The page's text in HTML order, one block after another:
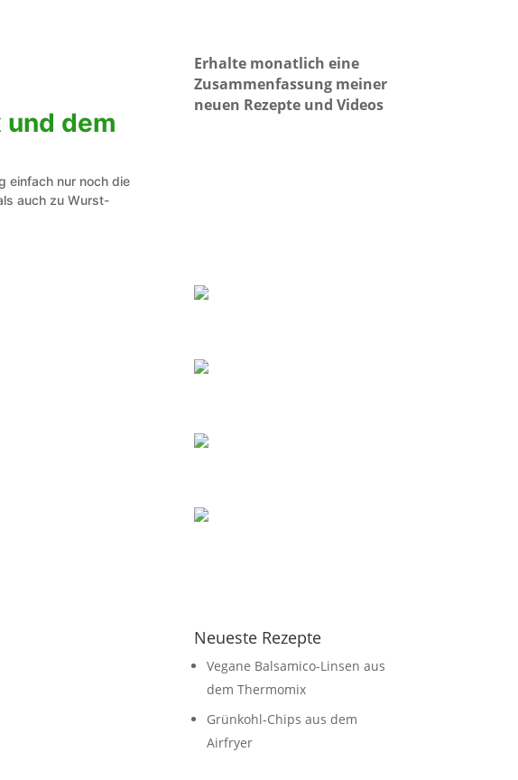
dem
einfach nur noch die
auch zu Wurst-
Erhalte monatlich eine
Zusammenfassung meiner
neuen Rezepte und Videos
Neueste Rezepte
Vegane Balsamico-Linsen aus
dem Thermomix
Grünkohl-Chips aus dem
Airfryer